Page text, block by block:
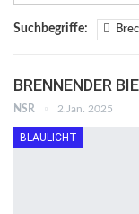
Suchbegriffe:
BRENNENDER
NSR 2.Jan. 2025
BLAULICHT